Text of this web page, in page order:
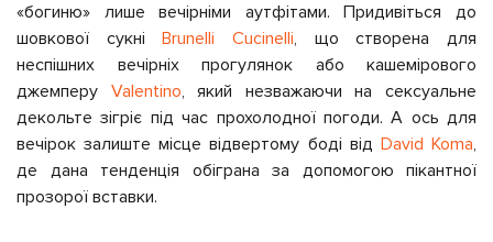
«богиню» лише вечірніми аутфітами. Придивіться до
шовкової сукніBrunelli Cucinelli, що створена для
неспішних вечірніх прогулянок або кашемірового
джемперу Valentino, який незважаючи на сексуальне
декольте зігріє під час прохолодної погоди. А ось для
вечірок залиште місце відвертому боді від David Koma,
де дана тенденція обіграна за допомогою пікантної
прозорої вставки.